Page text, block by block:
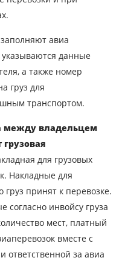
авиа
данные
а также номер
груз для
транспортом.
между владельцем
для грузовых
Накладные для
груз принят к перевозке.
согласно инвойсу груза
мест, платный
вместе с
ответственной за авиа